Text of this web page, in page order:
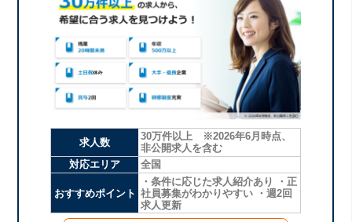
求人数
30万件以上 ※2026年6月時点、
非公開求人を含む
対応エリア
全国
おすすめポイント
・条件に応じた求人紹介あり ・正
社員募集がわかりやすい ・週2回
求人更新